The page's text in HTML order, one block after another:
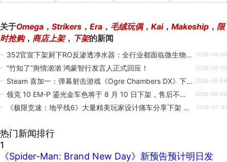
关于Omega ， Strikers ， Era ， 毛绒玩偶， Kai， Makeship ， 限
时抢购， 商店上架， 下架的新闻
352官宣下架厨下RO反渗透净水器：全行业都面临微生物超标问题 2026-08-05
“竹知了”舆情汹汹 鸿蒙智行发言人正式回应！ 2026-08-05
Steam 喜加一：弹幕射击游戏《Ogre Chambers DX》下架前免费领 2026-08-04
领克 10 EM-P 鎏光金车色将于 8 月 10 日下架，售后不受影响 2026-08-03
《极限竞速：地平线6》大量精美玩家设计痛车分享下架 或涉及不当涂装 2026-07-31
热门新闻排行
1
《Spider-Man: Brand New Day》新预告预计明日发